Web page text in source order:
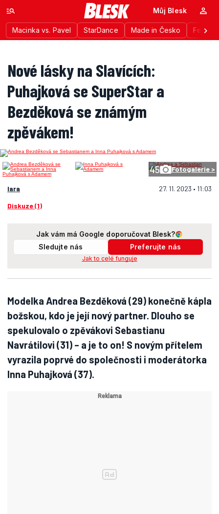
Macinka vs. Pavel StarDance Made in Česko
Můj Blesk
Nové lásky na Slavících:
Puhajková se SuperStar a
Bezděková se známým
zpěvákem!
45 Fotogalerie >
lara 27. 11. 2023 • 11:03
Diskuze (1)
Jak vám má Google doporučovat Blesk?
Sledujte nás
Preferujte nás
Jak to celé funguje
Modelka Andrea Bezděková (29) konečně kápla
božskou, kdo je její nový partner. Dlouho se
spekulovalo o zpěvákovi Sebastianu
Navrátilovi (31) – a je to on! S novým přítelem
vyrazila poprvé do společnosti i moderátorka
Inna Puhajková (37).